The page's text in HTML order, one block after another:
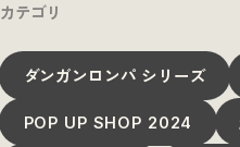
カテゴリ
ダンガンロンパ シリーズ
POP UP SHOP 2024